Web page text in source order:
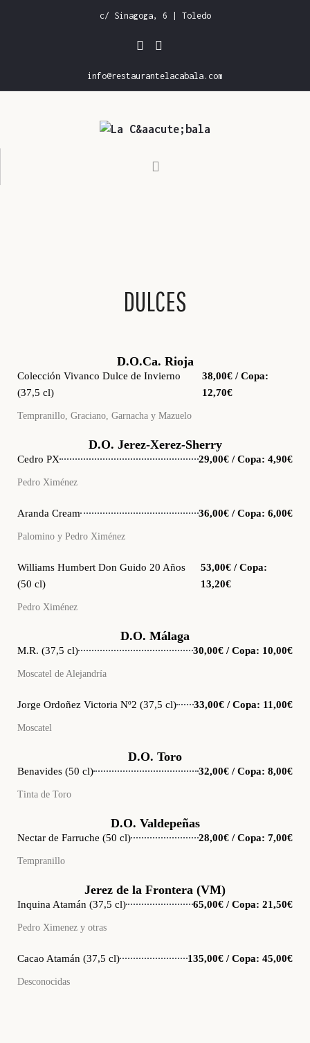
c/ Sinagoga, 6 | Toledo
info@restaurantelacabala.com
CONTACTO
DULCES
D.O.Ca. Rioja
Colección Vivanco Dulce de Invierno
(37,5 cl)
38,00€ / Copa:
12,70€
Tempranillo, Graciano, Garnacha y Mazuelo
D.O. Jerez-Xerez-Sherry
Cedro PX 29,00€ / Copa: 4,90€
Pedro Ximénez
Aranda Cream 36,00€ / Copa: 6,00€
Palomino y Pedro Ximénez
Williams Humbert Don Guido 20 Años
(50 cl)
53,00€ / Copa:
13,20€
Pedro Ximénez
D.O. Málaga
M.R. (37,5 cl) 30,00€ / Copa: 10,00€
Moscatel de Alejandría
Jorge Ordoñez Victoria Nº2 (37,5 cl) 33,00€ / Copa: 11,00€
Moscatel
D.O. Toro
Benavides (50 cl) 32,00€ / Copa: 8,00€
Tinta de Toro
D.O. Valdepeñas
Nectar de Farruche (50 cl) 28,00€ / Copa: 7,00€
Tempranillo
Jerez de la Frontera (VM)
Inquina Atamán (37,5 cl) 65,00€ / Copa: 21,50€
Pedro Ximenez y otras
Cacao Atamán (37,5 cl) 135,00€ / Copa: 45,00€
Desconocidas